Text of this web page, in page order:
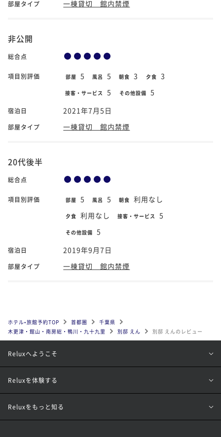
部屋タイプ 一棟貸切 館内禁煙
非公開
総合点
項目別評価 部屋 5 風呂 5 朝食 3 夕食 3
接客・サービス 5 その他設備 5
宿泊日 2021年7月5日
部屋タイプ 一棟貸切 館内禁煙
20代後半
総合点
項目別評価 部屋 5 風呂 5 朝食 利用なし
夕食 利用なし 接客・サービス 5
その他設備 5
宿泊日 2019年9月7日
部屋タイプ 一棟貸切 館内禁煙
ホテル•旅館予約TOP 首都圏
千葉県
木更津・館山・南房総・鴨川・九十九里
別邸 えん 別邸 えんのレビュー
Reluxへようこそ
Reluxを体験する
Reluxをもっと知る